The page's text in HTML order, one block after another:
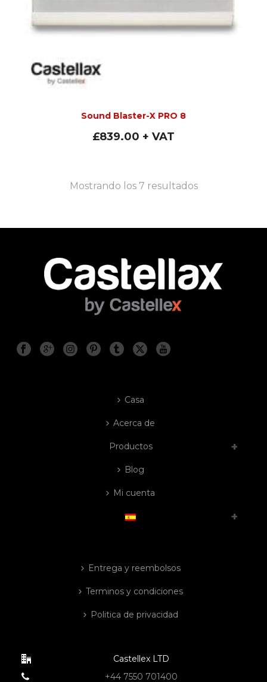
Sound Blaster-X PRO 8
£839.00 + VAT
Mostrando los 7 resultados
Casa
Acerca de
Productos
Blog
Mi cuenta
Entrega y reembolsos
Terminos y condiciones
Politica de privacidad
Castellex LTD
+44 7550 701400